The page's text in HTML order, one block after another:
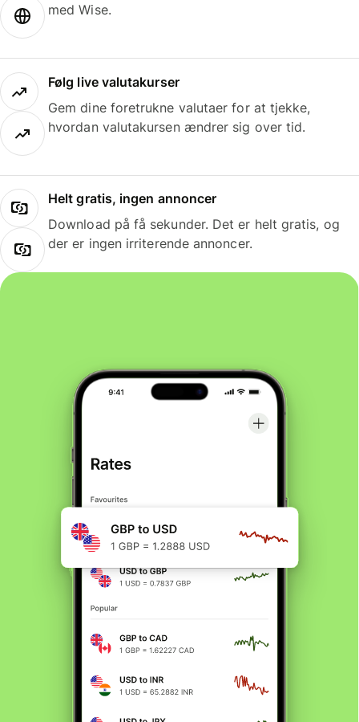
med Wise.
Følg live valutakurser
Gem dine foretrukne valutaer for at tjekke,
hvordan valutakursen ændrer sig over tid.
Helt gratis, ingen annoncer
Download på få sekunder. Det er helt gratis, og
der er ingen irriterende annoncer.